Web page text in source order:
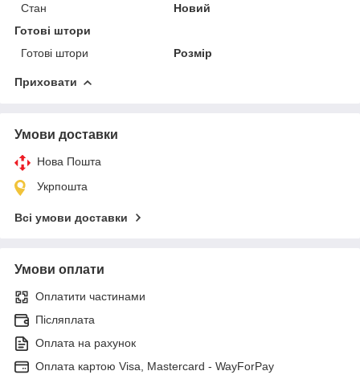
Стан
Новий
Готові штори
Готові штори
Розмір
Приховати
Умови доставки
Нова Пошта
Укрпошта
Всі умови доставки
Умови оплати
Оплатити частинами
Післяплата
Оплата на рахунок
Оплата картою Visa, Mastercard - WayForPay